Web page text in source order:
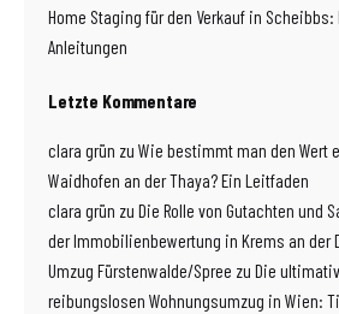
Home Staging für den Verkauf in
Anleitungen
Letzte Kommentare
clara grün zu Wie bestimmt man den Wert
Waidhofen an der Thaya? Ein Leitfaden
clara grün zu Die Rolle von Gutachten und
der Immobilienbewertung in Krems an der
Umzug Fürstenwalde/Spree zu Die
reibungslosen Wohnungsumzug in Wien: